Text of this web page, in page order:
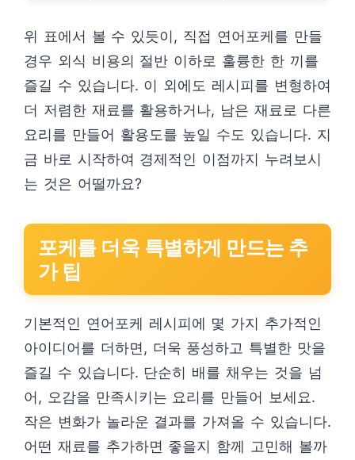
위 표에서 볼 수 있듯이, 직접 연어포케를 만들
경우 외식 비용의 절반 이하로 훌륭한 한 끼를
즐길 수 있습니다. 이 외에도 레시피를 변형하여
더 저렴한 재료를 활용하거나, 남은 재료로 다른
요리를 만들어 활용도를 높일 수도 있습니다. 지
금 바로 시작하여 경제적인 이점까지 누려보시
는 것은 어떨까요?
포케를 더욱 특별하게 만드는 추
가 팁
기본적인 연어포케 레시피에 몇 가지 추가적인
아이디어를 더하면, 더욱 풍성하고 특별한 맛을
즐길 수 있습니다. 단순히 배를 채우는 것을 넘
어, 오감을 만족시키는 요리를 만들어 보세요.
작은 변화가 놀라운 결과를 가져올 수 있습니다.
어떤 재료를 추가하면 좋을지 함께 고민해 볼까